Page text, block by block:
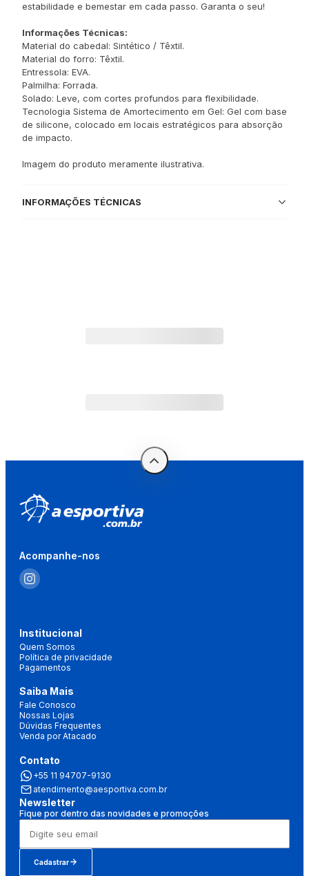
estabilidade e bemestar em cada passo. Garanta o seu!
Informações Técnicas:
Material do cabedal: Sintético / Têxtil.
Material do forro: Têxtil.
Entressola: EVA.
Palmilha: Forrada.
Solado: Leve, com cortes profundos para flexibilidade.
Tecnologia Sistema de Amortecimento em Gel: Gel com base
de silicone, colocado em locais estratégicos para absorção
de impacto.
Imagem do produto meramente ilustrativa.
INFORMAÇÕES TÉCNICAS
Acompanhe-nos
Institucional
Quem Somos
Política de privacidade
Pagamentos
Saiba Mais
Fale Conosco
Nossas Lojas
Dúvidas Frequentes
Venda por Atacado
Contato
+55 11 94707-9130
atendimento@aesportiva.com.br
Newsletter
Fique por dentro das novidades e promoções
Cadastrar